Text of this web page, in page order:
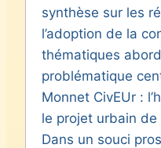
synthèse sur les
l’adoption de la
thématiques
problématique
Monnet CivEUr :
le projet urbain
Dans un souci